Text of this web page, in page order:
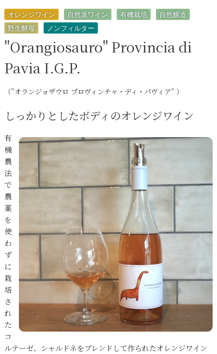
オレンジワイン 自然派ワイン 有機栽培
自然醸造
野生酵母
ノンフィルター
"Orangiosauro" Provincia di
Pavia I.G.P.
（”オランジョザウロ プロヴィンチャ・ディ・パヴィア” ）
しっかりとしたボディのオレンジワイン
有
機
農
法
で
農
薬
を
使
わ
ず
に
栽
培
さ
れ
た
コ
ルテーゼ、シャルドネをブレンドして作られたオレンジワイン